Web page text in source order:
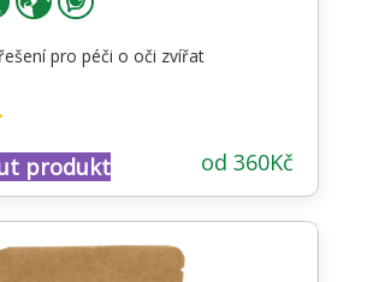
pro péči o oči zvířat
od 360Kč
produkt